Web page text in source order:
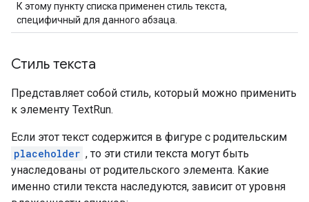
К этому пункту списка применен стиль текста,
специфичный для данного абзаца.
Стиль текста
Представляет собой стиль, который можно применить
к элементу TextRun.
Если этот текст содержится в фигуре с родительским
placeholder , то эти стили текста могут быть
унаследованы от родительского элемента. Какие
именно стили текста наследуются, зависит от уровня